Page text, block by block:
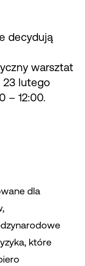
decydują
warsztat
23 lutego
– 12:00.
dla
które